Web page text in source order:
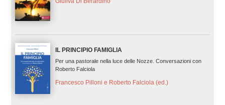
IL PRINCIPIO FAMIGLIA
Per una pastorale nella luce delle Nozze. Conversazioni con
Roberto Falciola
Francesco Pilloni e Roberto Falciola (ed.)